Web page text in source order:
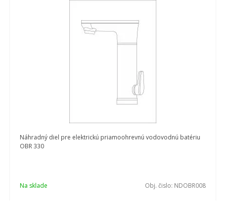
Náhradný diel pre elektrickú priamoohrevnú vodovodnú batériu
OBR 330
Na sklade Obj. čislo: NDOBR008